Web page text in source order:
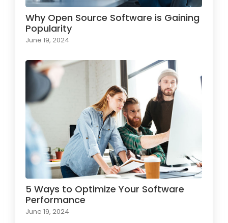
Why Open Source Software is Gaining
Popularity
June 19, 2024
5 Ways to Optimize Your Software
Performance
June 19, 2024